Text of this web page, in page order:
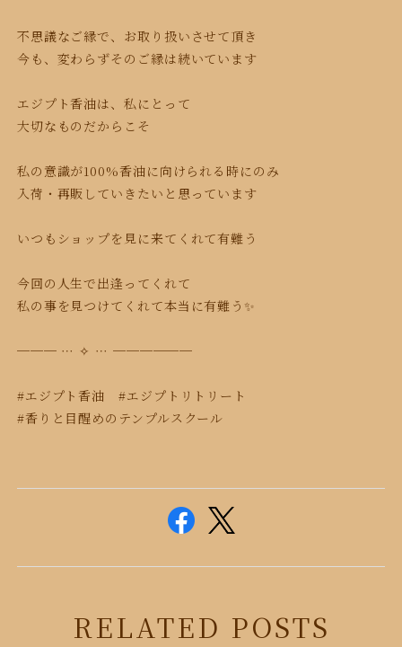
不思議なご縁で、お取り扱いさせて頂き
今も、変わらずそのご縁は続いています
エジプト香油は、私にとって
大切なものだからこそ
私の意識が100%香油に向けられる時にのみ
入荷・再販していきたいと思っています
いつもショップを見に来てくれて有難う
今回の人生で出逢ってくれて
私の事を見つけてくれて本当に有難う✨
─── ⋯ ✧ ⋯ ──────
#エジプト香油 #エジプトリトリート
#香りと目醒めのテンプルスクール
RELATED POSTS